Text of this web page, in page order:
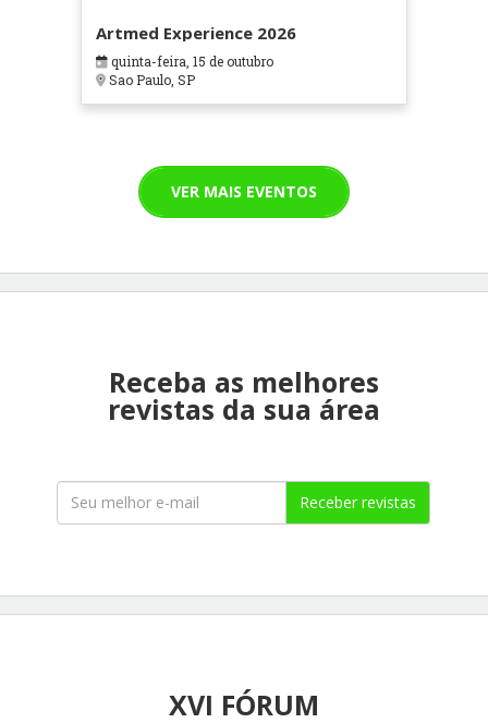
Artmed Experience 2026
quinta-feira, 15 de outubro
Sao Paulo, SP
VER MAIS EVENTOS
Receba as melhores
revistas da sua área
Receber revistas
XVI FÓRUM